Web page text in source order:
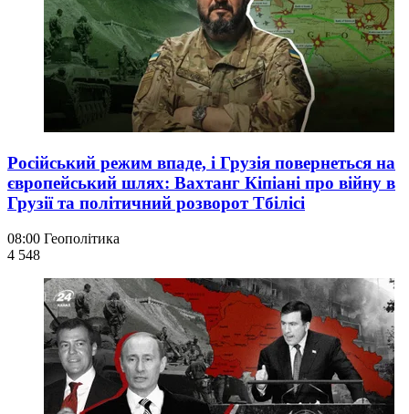
Російський режим впаде, і Грузія повернеться на
європейський шлях: Вахтанг Кіпіані про війну в
Грузії та політичний розворот Тбілісі
08:00 Геополітика
4 548